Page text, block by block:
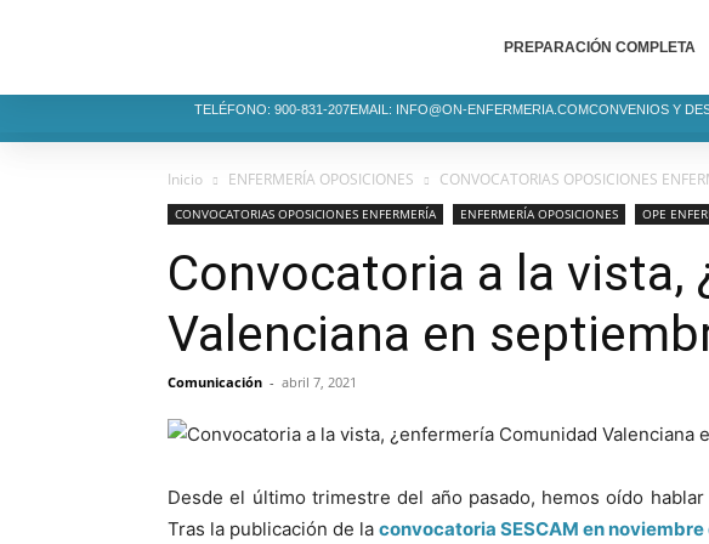
PREPARACIÓN COMPLETA
TELÉFONO: 900-831-207EMAIL: INFO@ON-ENFERMERIA.COMCONVENIOS Y
Inicio ENFERMERÍA OPOSICIONES CONVOCATORIAS OPOSICIONES
CONVOCATORIAS OPOSICIONES ENFERMERÍA ENFERMERÍA OPOSICIONES OPE
Convocatoria a la vista,
Valenciana en
Comunicación - abril 7, 2021
Desde el último trimestre del año pasado, hemos oído
Tras la publicación de la convocatoria SESCAM en